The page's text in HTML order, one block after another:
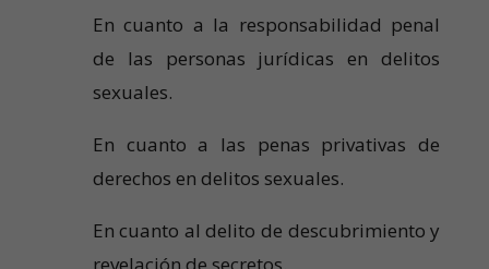
En cuanto a la responsabilidad penal
de las personas jurídicas en delitos
sexuales.
En cuanto a las penas privativas de
derechos en delitos sexuales.
En cuanto al delito de descubrimiento y